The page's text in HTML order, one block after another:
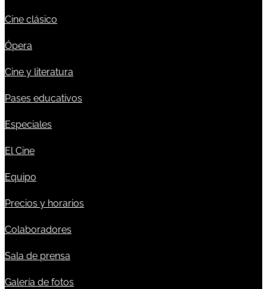
Cine clásico
Ópera
Cine y literatura
Pases educativos
Especiales
El Cine
Equipo
Precios y horarios
Colaboradores
Sala de prensa
Galería de fotos